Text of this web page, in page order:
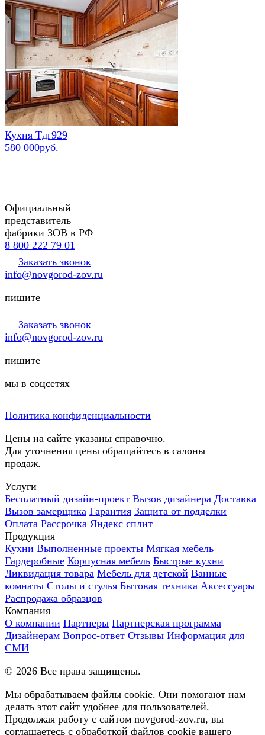
Кухня Тдг929
580 000руб.
Официальный
представитель
фабрики ЗОВ в РФ
8 800 222 79 01
Заказать звонок
info@novgorod-zov.ru
пишите
Заказать звонок
info@novgorod-zov.ru
пишите
мы в соцсетях
Политика конфиденциальности
Цены на сайте указаны справочно.
Для уточнения цены обращайтесь в салоны
продаж.
Услуги
Бесплатный дизайн-проект Вызов дизайнера Доставка
Вызов замерщика Гарантия Защита от подделки
Оплата Рассрочка Яндекс сплит
Продукция
Кухни Выполненные проекты Мягкая мебель
Гардеробные Корпусная мебель Быстрые кухни
Ликвидация товара Мебель для детской Ванные
комнаты Столы и стулья Бытовая техника Аксессуары
Распродажа образцов
Компания
О компании Партнеры Партнерская программа
Дизайнерам Вопрос-ответ Отзывы Информация для
СМИ
© 2026 Все права защищены.
Мы обрабатываем файлы cookie. Они помогают нам
делать этот сайт удобнее для пользователей.
Продолжая работу с сайтом novgorod-zov.ru, вы
соглашаетесь с обработкой файлов cookie вашего